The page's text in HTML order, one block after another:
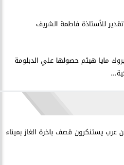
للأستاذة فاطمة الشريف
مايا هيثم حصولها علي الدبلومة
عرب يستنكرون قصف باخرة الغاز بميناء